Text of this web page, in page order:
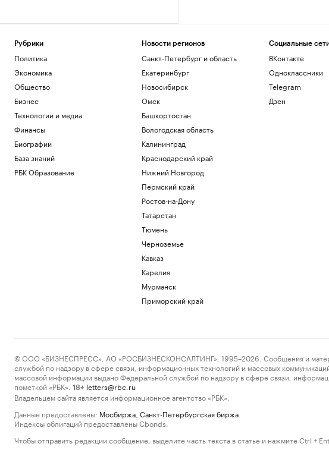
Рубрики
Политика
Экономика
Общество
Бизнес
Технологии и медиа
Финансы
Биографии
База знаний
РБК Образование
Новости регионов
Санкт-Петербург и область
Екатеринбург
Новосибирск
Омск
Башкортостан
Вологодская область
Калининград
Краснодарский край
Нижний Новгород
Пермский край
Ростов-на-Дону
Татарстан
Тюмень
Черноземье
Кавказ
Карелия
Мурманск
Приморский край
Социальные
ВКонтакте
Одноклассники
Telegram
Дзен
© ООО «БИЗНЕСПРЕСС», АО «РОСБИЗНЕСКОНСАЛТИНГ», 1995–2026. Сообщения и
службой по надзору в сфере связи, информационных технологий и массовых
массовой информации выдано Федеральной службой по надзору в сфере связи,
пометкой «РБК».
18+ letters@rbc.ru
Владельцем сайта является информационное агентство «РБК».
Данные предоставлены: Мосбиржа Санкт-Петербургская биржа
Индексы облигаций предоставлены Cbonds.
Чтобы отправить редакции сообщение, выделите часть текста в статье и нажмите Ctrl +